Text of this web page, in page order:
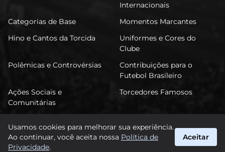
Internacionais
Categorias de Base
Momentos Marcantes
Hino e Cantos da Torcida
Uniformes e Cores do
Clube
Polêmicas e Controvérsias
Contribuições para o
Futebol Brasileiro
Ações Sociais e
Comunitárias
Torcedores Famosos
FuTimão
Usamos cookies para melhorar sua experiência.
Ao continuar, você aceita nossa Política de
Privacidade.
Aceitar